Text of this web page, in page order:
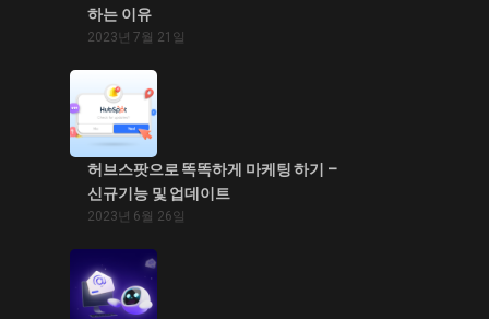
하는 이유
2023년 7월 21일
허브스팟으로 똑똑하게 마케팅 하기 –
신규기능 및 업데이트
2023년 6월 26일